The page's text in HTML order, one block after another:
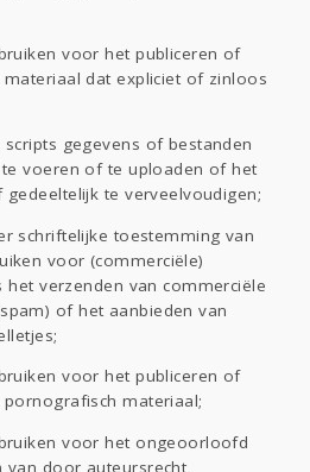
voor het publiceren of
dat expliciet of zinloos
gegevens of bestanden
voeren of te uploaden of het
te verveelvoudigen;
schriftelijke toestemming van
voor (commerciële)
het verzenden van commerciële
of het aanbieden van
voor het publiceren of
materiaal;
voor het ongeoorloofd
van door auteursrecht,